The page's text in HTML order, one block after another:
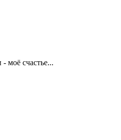
моё счастье...